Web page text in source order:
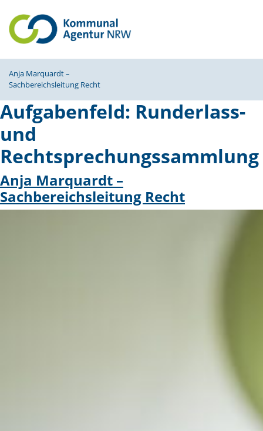
Anja Marquardt –
Sachbe­reichs­leitung Recht
Aufgabenfeld: Runderlass-
und
Rechtsprechungssammlung
Anja Marquardt –
Sachbe­reichs­leitung Recht